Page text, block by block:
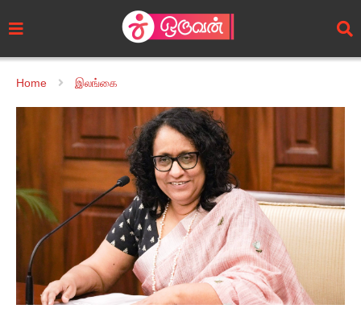
Home இலங்கை